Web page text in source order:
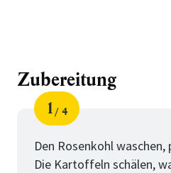
Zubereitung
Schritt
1
von
4
Den Rosenkohl
Die Kartoffeln schälen,